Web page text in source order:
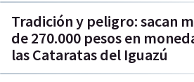
Tradición y peligro: sacan
de 270.000 pesos en
las Cataratas del Iguazú